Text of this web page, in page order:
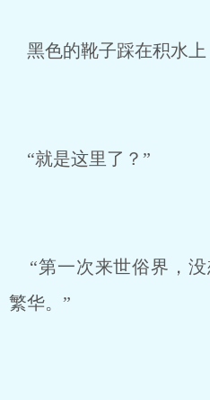
黑色的靴子踩在积水上
“就是这里了？”
“第一次来世俗界，没
繁华。”